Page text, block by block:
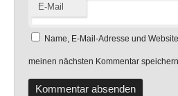
E-Mail
Name, E-Mail-Adresse und
meinen nächsten Kommentar speichern.